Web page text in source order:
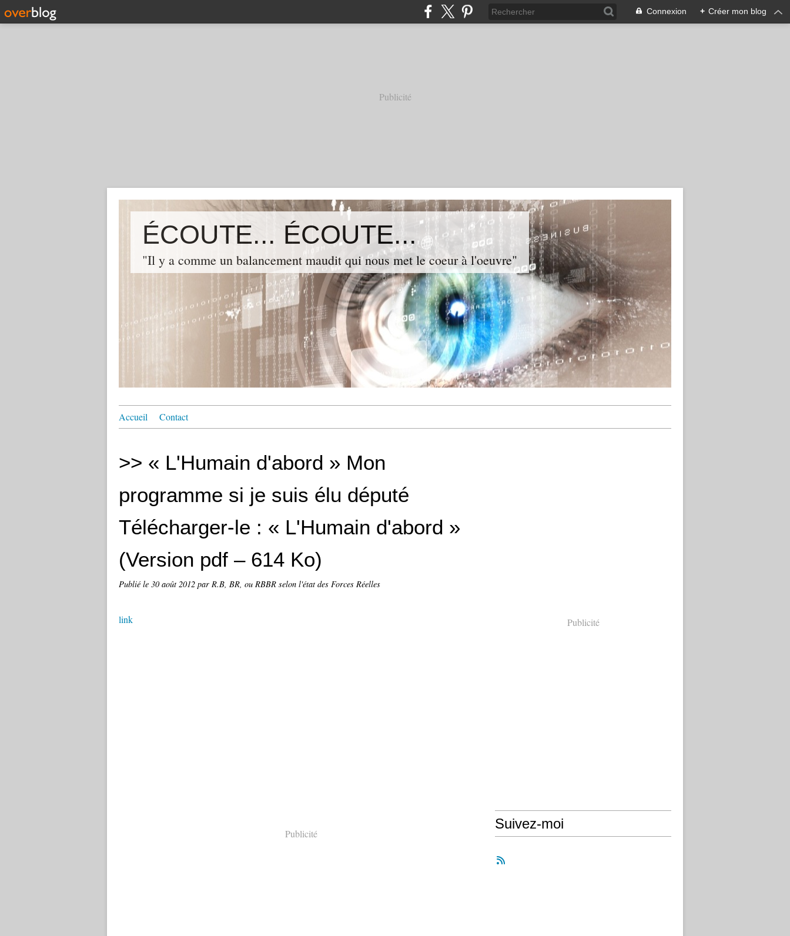
Connexion + Créer mon blog
Publicité
ÉCOUTE... ÉCOUTE...
"Il y a comme un balancement maudit qui nous met le coeur à l'oeuvre"
Accueil Contact
>> « L'Humain d'abord » Mon
programme si je suis élu député
Télécharger-le : « L'Humain d'abord »
(Version pdf – 614 Ko)
Publié le 30 août 2012 par R.B, BR, ou RBBR selon l'état des Forces Réelles
link
Publicité
Publicité
Suivez-moi